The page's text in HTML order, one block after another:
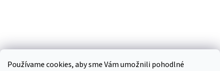
Používame cookies, aby sme Vám umožnili pohodlné